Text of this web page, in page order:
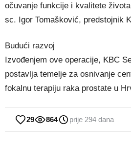
očuvanje funkcije i kvalitete
sc. Igor Tomašković, predstojnik
Budući razvoj
Izvođenjem ove operacije, KBC
postavlja temelje za osnivanje
fokalnu terapiju raka prostate u
29 864 prije 294 dana